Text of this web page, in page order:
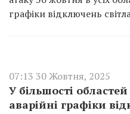
графіки відключень
07:13 30 Жовтня, 2025
У більшості
аварійні графіки